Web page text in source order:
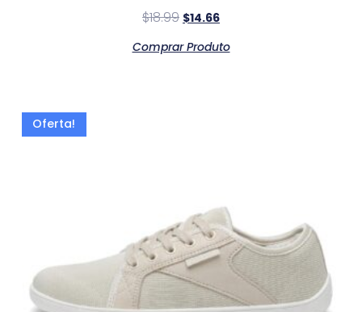
$18.99 $14.66
Comprar Produto
Oferta!